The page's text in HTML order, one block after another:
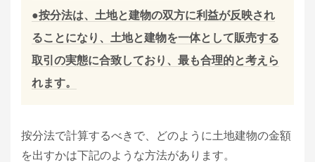
●按分法は、土地と建物の双方に利益が反映され
ることになり、土地と建物を一体として販売する
取引の実態に合致しており、最も合理的と考えら
れます。
按分法で計算するべきで、どのように土地建物の金額
を出すかは下記のような方法があります。